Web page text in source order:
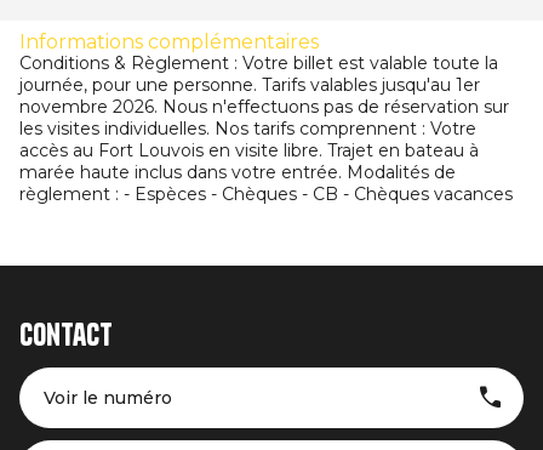
Informations complémentaires
Conditions & Règlement : Votre billet est valable toute la
journée, pour une personne. Tarifs valables jusqu'au 1er
novembre 2026. Nous n'effectuons pas de réservation sur
les visites individuelles. Nos tarifs comprennent : Votre
accès au Fort Louvois en visite libre. Trajet en bateau à
marée haute inclus dans votre entrée. Modalités de
règlement : - Espèces - Chèques - CB - Chèques vacances
Contact
Voir le numéro